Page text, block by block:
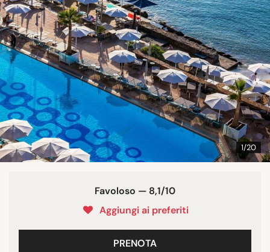
1/20
Favoloso — 8,1/10
Aggiungi ai preferiti
PRENOTA